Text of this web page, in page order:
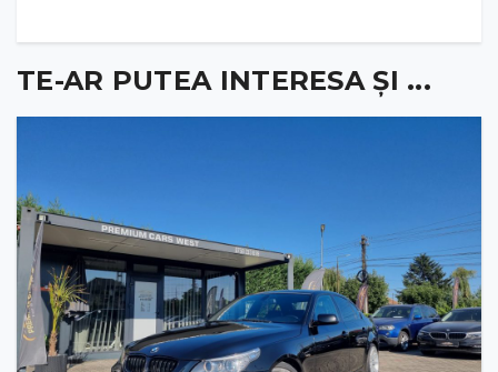
TE-AR PUTEA INTERESA ȘI ...